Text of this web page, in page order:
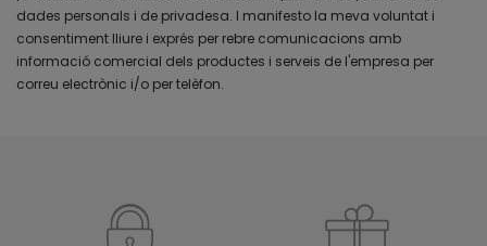
dades personals i de privadesa. I manifesto la meva voluntat i
consentiment lliure i exprés per rebre comunicacions amb
informació comercial dels productes i serveis de l'empresa per
correu electrònic i/o per telèfon.